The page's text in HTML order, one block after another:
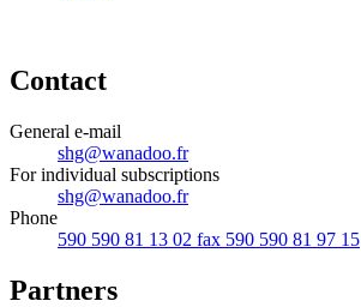
Contact
General e-mail
shg@wanadoo.fr
For individual subscriptions
shg@wanadoo.fr
Phone
590 590 81 13 02 fax 590 590 81 97 15
Partners